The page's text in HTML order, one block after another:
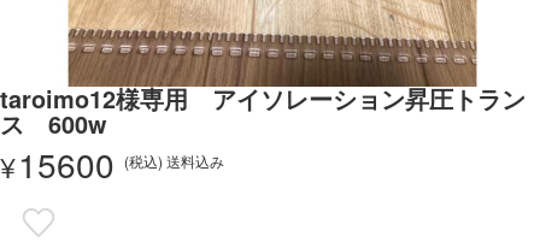
taroimo12様専用 アイソレーション昇圧トラン
ス 600w
¥15600 (税込) 送料込み